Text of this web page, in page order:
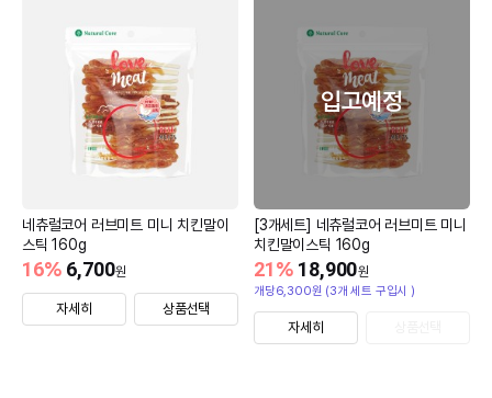
네츄럴코어 러브미트 미니 치킨말이
스틱 160g
6,700원
16%
자세히 상품선택
입고예정
[3개세트] 네츄럴코어 러브미트 미니
치킨말이스틱 160g
18,900원
21%
개당6,300원 (3개 세트 구입시 )
자세히